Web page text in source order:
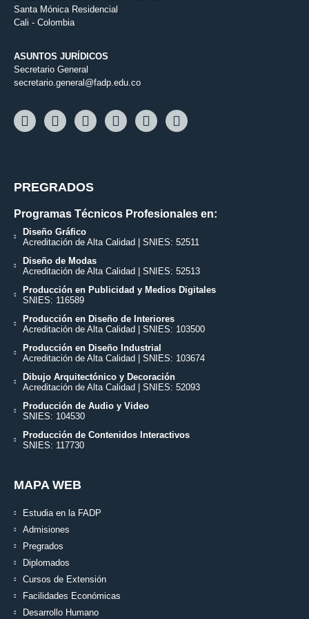
Santa Mónica Residencial
Cali - Colombia
ASUNTOS JURÍDICOS
Secretario General
secretario.general@fadp.edu.co
PREGRADOS
Programas Técnicos Profesionales en:
Diseño Gráfico
Acreditación de Alta Calidad | SNIES: 52511
Diseño de Modas
Acreditación de Alta Calidad | SNIES: 52513
Producción en Publicidad y Medios Digitales
SNIES: 116589
Producción en Diseño de Interiores
Acreditación de Alta Calidad | SNIES: 103500
Producción en Diseño Industrial
Acreditación de Alta Calidad | SNIES: 103674
Dibujo Arquitectónico y Decoración
Acreditación de Alta Calidad | SNIES: 52093
Producción de Audio y Video
SNIES: 104530
Producción de Contenidos Interactivos
SNIES: 117730
MAPA WEB
Estudia en la FADP
Admisiones
Pregrados
Diplomados
Cursos de Extensión
Facilidades Económicas
Desarrollo Humano